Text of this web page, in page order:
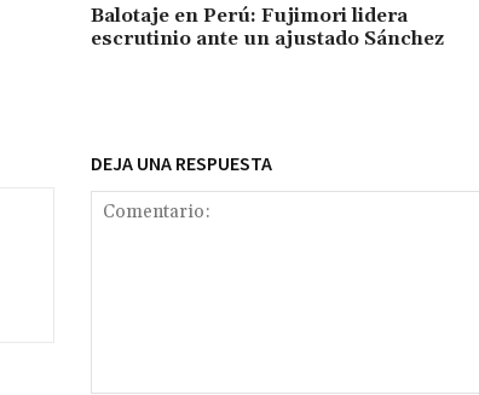
Balotaje en Perú: Fujimori lidera
escrutinio ante un ajustado Sánchez
DEJA UNA RESPUESTA